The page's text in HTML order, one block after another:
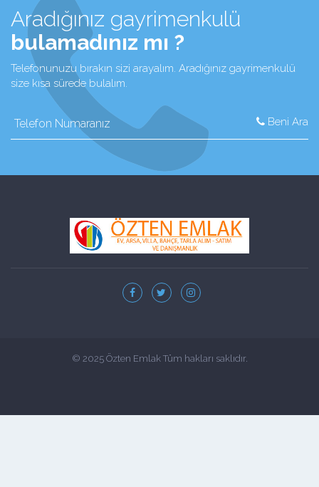
Aradığınız gayrimenkulü
bulamadınız mı ?
Telefonunuzu bırakın sizi arayalım. Aradığınız gayrimenkulü
size kısa sürede bulalım.
Beni Ara
© 2025 Özten Emlak Tüm hakları saklıdır.